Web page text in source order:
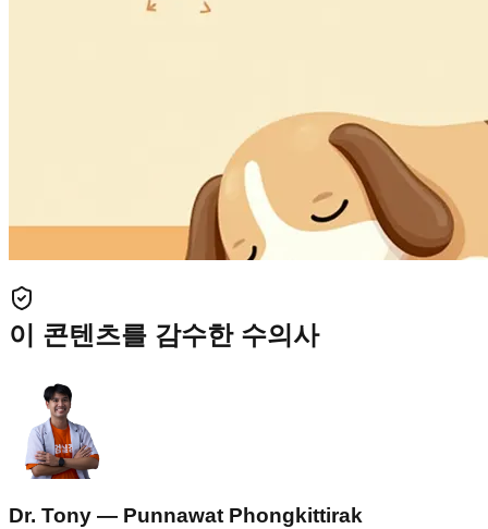
이 콘텐츠를 감수한 수의사
Dr. Tony — Punnawat Phongkittirak